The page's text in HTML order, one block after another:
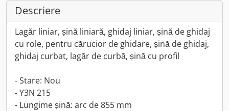
Descriere
Lagăr liniar, șină liniară, ghidaj liniar, șină de ghidaj
cu role, pentru cărucior de ghidare, șină de ghidaj,
ghidaj curbat, lagăr de curbă, șină cu profil
- Stare: Nou
- Y3N 215
- Lungime șină: arc de 855 mm